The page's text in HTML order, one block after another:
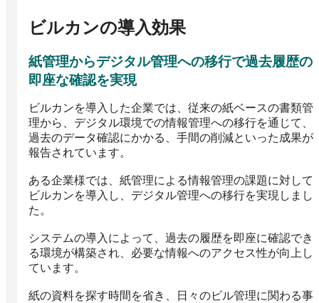
ビルカンの導入効果
紙管理からデジタル管理への移行で過去履歴の
即座な確認を実現
ビルカンを導入した企業では、従来の紙ベースの書類管
理から、デジタル環境での情報管理への移行を通じて、
過去のデータ確認にかかる、手間の削減といった成果が
報告されています。
ある企業様では、紙管理による情報管理の課題に対して
ビルカンを導入し、デジタル管理への移行を実現しまし
た。
システムの導入によって、過去の履歴を即座に確認でき
る環境が構築され、必要な情報へのアクセス性が向上し
ています。
紙の資料を探す時間を省き、日々のビル管理に関わる事